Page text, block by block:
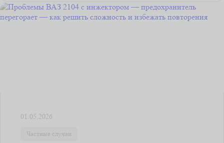
01.05.2026
Частные случаи